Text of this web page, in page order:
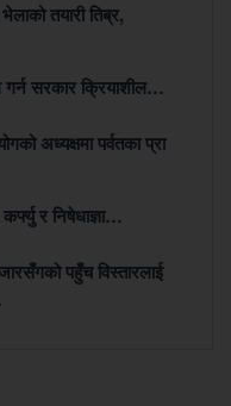
तयारी तिब्र,
गर्न सरकार क्रियाशील…
अध्यक्षमा पर्वतका प्रा
र निषेधाज्ञा…
पहुँच विस्तारलाई